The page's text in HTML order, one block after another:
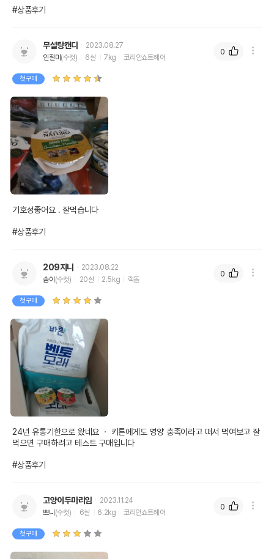
#상품후기
무설탕캔디
2023.08.27
인절미 (수컷) 6살 7kg 코리안쇼트헤어
첫구매
기호성좋어요 . 잘먹습니다
#상품후기
0
209지니
2023.08.22
솜이 (수컷) 20살 2.5kg 랙돌
첫구매
24년 유통기한으로 왔네요 ㆍ 키튼에게도 영양 충족이라고 떠서 먹여보고 잘
먹으면 구매하려고 테스트 구매입니다
#상품후기
0
고양이두마리임
2023.11.24
쁘니 (수컷) 6살 6.2kg 코리안쇼트헤어
첫구매
0